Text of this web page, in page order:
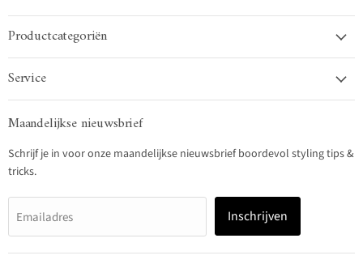
Productcategoriën
Service
Maandelijkse nieuwsbrief
Schrijf je in voor onze maandelijkse nieuwsbrief boordevol styling tips &
tricks.
Emailadres Inschrijven